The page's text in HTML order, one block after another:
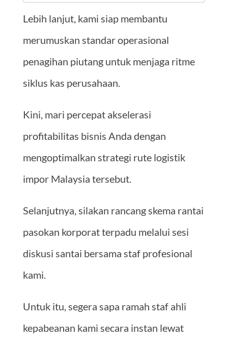
Lebih lanjut, kami siap membantu
merumuskan standar operasional
penagihan piutang untuk menjaga ritme
siklus kas perusahaan.
Kini, mari percepat akselerasi
profitabilitas bisnis Anda dengan
mengoptimalkan strategi rute logistik
impor Malaysia tersebut.
Selanjutnya, silakan rancang skema rantai
pasokan korporat terpadu melalui sesi
diskusi santai bersama staf profesional
kami.
Untuk itu, segera sapa ramah staf ahli
kepabeanan kami secara instan lewat